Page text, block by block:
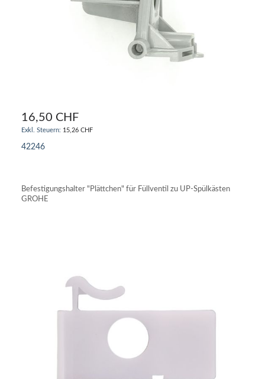
16,50 CHF
15,26 CHF
42246
Befestigungshalter "Plättchen" für Füllventil zu UP-Spülkästen
GROHE